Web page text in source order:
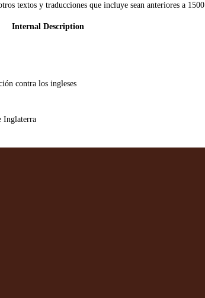
textos y traducciones que incluye sean anteriores a 1500
Internal Description
contra los ingleses
Inglaterra